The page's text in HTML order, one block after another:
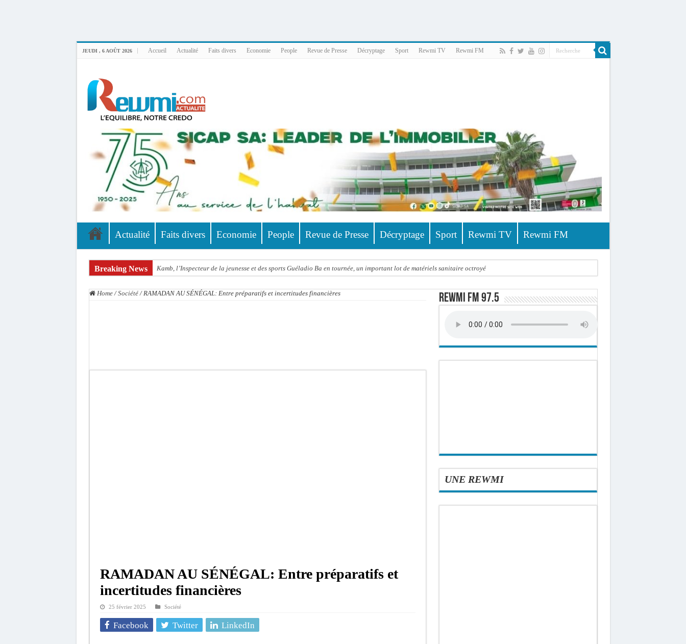
JEUDI , 6 AOÛT 2026 Accueil Actualité Faits divers Economie People Revue de Presse Décryptage Sport Rewmi TV Rewmi FM
Actualité Faits divers Economie People Revue de Presse Décryptage Sport Rewmi TV Rewmi FM
Breaking News Kamb, l’Inspecteur de la jeunesse et des sports Guéladio Ba en tournée, un important lot de matériels sanitaire octroyé
Home / Société / RAMADAN AU SÉNÉGAL: Entre préparatifs et incertitudes financières
RAMADAN AU SÉNÉGAL: Entre préparatifs et
incertitudes financières
25 février 2025 Société
Facebook Twitter LinkedIn
Rewmi FM 97.5
UNE REWMI